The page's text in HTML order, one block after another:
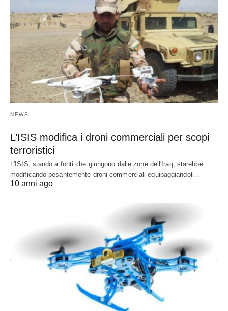
NEWS
L’ISIS modifica i droni commerciali per scopi
terroristici
L'ISIS, stando a fonti che giungono dalle zone dell'Iraq, starebbe
modificando pesantemente droni commerciali equipaggiandoli…
10 anni ago